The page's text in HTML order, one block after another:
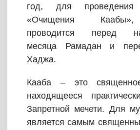
год, для проведения
«Очищения
проводится перед
месяца Рамадан и
Хаджа.
Кааба – это
находящееся
Запретной мечети. Для
является самым